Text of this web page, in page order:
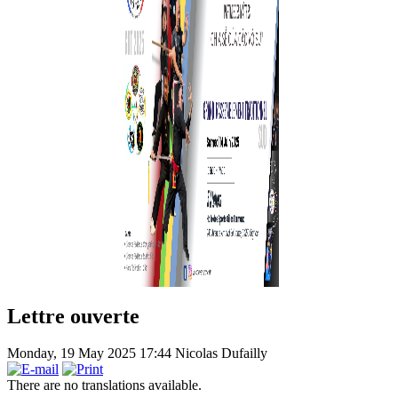
Lettre ouverte
Monday, 19 May 2025 17:44 Nicolas Dufailly
There are no translations available.